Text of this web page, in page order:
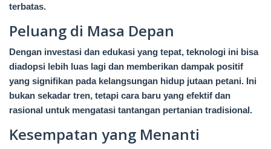
terbatas.
Peluang di Masa Depan
Dengan investasi dan edukasi yang tepat, teknologi ini bisa
diadopsi lebih luas lagi dan memberikan dampak positif
yang signifikan pada kelangsungan hidup jutaan petani. Ini
bukan sekadar tren, tetapi cara baru yang efektif dan
rasional untuk mengatasi tantangan pertanian tradisional.
Kesempatan yang Menanti